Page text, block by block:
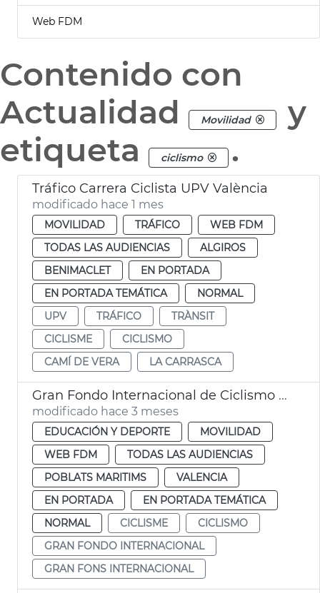
Web FDM
Contenido con
Actualidad
Movilidad
y
etiqueta
ciclismo .
Tráfico Carrera Ciclista UPV València
modificado hace 1 mes
MOVILIDAD TRÁFICO
WEB FDM
TODAS LAS AUDIENCIAS
ALGIROS
BENIMACLET
EN PORTADA
EN PORTADA TEMÁTICA
NORMAL
UPV
TRÁFICO
TRÀNSIT
CICLISME
CICLISMO
CAMÍ DE VERA
LA CARRASCA
Gran Fondo Internacional de Ciclismo València
modificado hace 3 meses
EDUCACIÓN Y DEPORTE
MOVILIDAD
WEB FDM
TODAS LAS AUDIENCIAS
POBLATS MARITIMS
VALENCIA
EN PORTADA
EN PORTADA TEMÁTICA
NORMAL
CICLISME
CICLISMO
GRAN FONDO INTERNACIONAL
GRAN FONS INTERNACIONAL